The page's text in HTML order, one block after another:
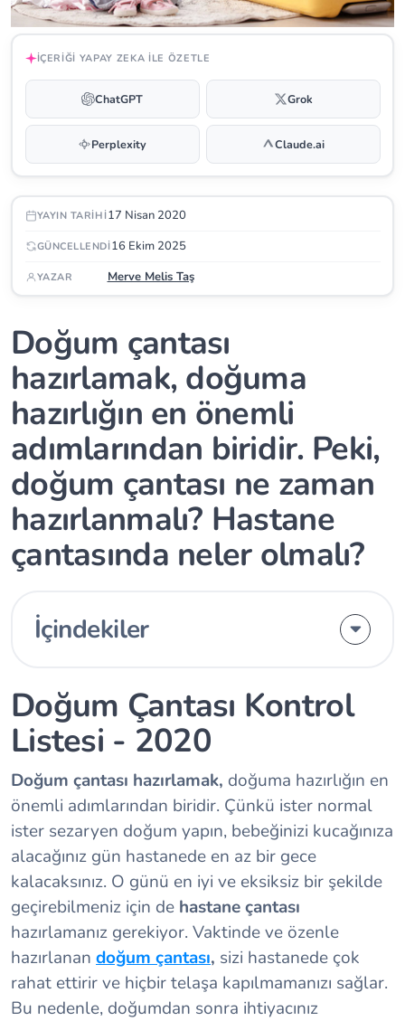
İÇERIĞI YAPAY ZEKA ILE ÖZETLE
ChatGPT Grok
Perplexity Claude.ai
YAYIN TARIHI17 Nisan 2020
GÜNCELLENDI16 Ekim 2025
YAZAR Merve Melis Taş
Doğum çantası
hazırlamak, doğuma
hazırlığın en önemli
adımlarından biridir. Peki,
doğum çantası ne zaman
hazırlanmalı? Hastane
çantasında neler olmalı?
İçindekiler
Doğum Çantası Kontrol
Listesi - 2020
Doğum çantası hazırlamak, doğuma hazırlığın en
önemli adımlarından biridir. Çünkü ister normal
ister sezaryen doğum yapın, bebeğinizi kucağınıza
alacağınız gün hastanede en az bir gece
kalacaksınız. O günü en iyi ve eksiksiz bir şekilde
geçirebilmeniz için de hastane çantası
hazırlamanız gerekiyor. Vaktinde ve özenle
hazırlanan doğum çantası, sizi hastanede çok
rahat ettirir ve hiçbir telaşa kapılmamanızı sağlar.
Bu nedenle, doğumdan sonra ihtiyacınız